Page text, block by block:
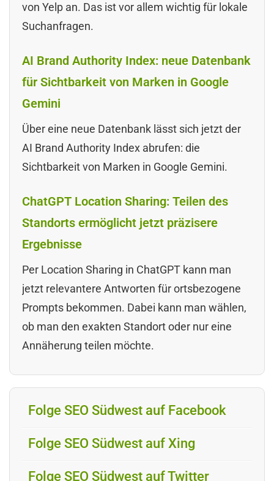
von Yelp an. Das ist vor allem wichtig für lokale
Suchanfragen.
AI Brand Authority Index: neue Datenbank
für Sichtbarkeit von Marken in Google
Gemini
Über eine neue Datenbank lässt sich jetzt der
AI Brand Authority Index abrufen: die
Sichtbarkeit von Marken in Google Gemini.
ChatGPT Location Sharing: Teilen des
Standorts ermöglicht jetzt präzisere
Ergebnisse
Per Location Sharing in ChatGPT kann man
jetzt relevantere Antworten für ortsbezogene
Prompts bekommen. Dabei kann man wählen,
ob man den exakten Standort oder nur eine
Annäherung teilen möchte.
Folge SEO Südwest auf Facebook
Folge SEO Südwest auf Xing
Folge SEO Südwest auf Twitter